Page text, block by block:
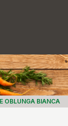
OBLUNGA BIANCA